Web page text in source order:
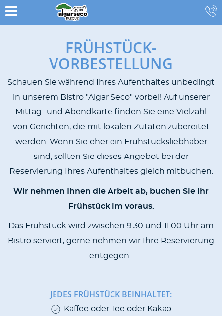
FRÜHSTÜCK-
VORBESTELLUNG
Schauen Sie während Ihres Aufenthaltes unbedingt
in unserem Bistro "Algar Seco" vorbei! Auf unserer
Mittag- und Abendkarte finden Sie eine Vielzahl
von Gerichten, die mit lokalen Zutaten zubereitet
werden. Wenn Sie eher ein Frühstücksliebhaber
sind, sollten Sie dieses Angebot bei der
Reservierung Ihres Aufenthaltes gleich mitbuchen.
Wir nehmen Ihnen die Arbeit ab, buchen Sie Ihr
Frühstück im voraus.
Das Frühstück wird zwischen 9:30 und 11:00 Uhr am
Bistro serviert, gerne nehmen wir Ihre Reservierung
entgegen.
CONTENT
JEDES FRÜHSTÜCK BEINHALTET:
Kaffee oder Tee oder Kakao